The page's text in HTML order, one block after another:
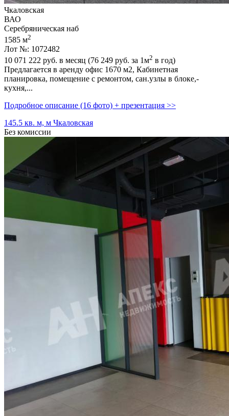
Чкаловская
ВАО
Серебряническая наб
1585 м2
Лот №: 1072482
10 071 222 руб. в месяц (76 249 руб. за 1м2 в год)
Предлагается в аренду офис 1670 м2,­ Кабинетная
планировка,­ помещение с ремонтом,­ сан.узлы в блоке,­
кухня,­...
Подробное описание (16 фото) + презентация >>
145.5 кв. м, м Чкаловская
Без комиссии